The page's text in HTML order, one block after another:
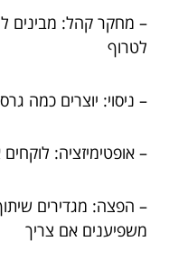
– מחקר קהל: מבינים
לטרוף
– ניסוי: יוצרים כמה
– אופטימיזציה:
– הפצה: מגדירים
משפיענים אם צריך